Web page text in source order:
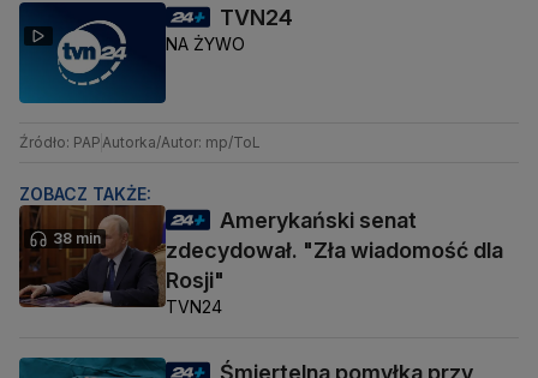
TVN24
NA ŻYWO
Źródło: PAPAutorka/Autor: mp/ToL
ZOBACZ TAKŻE:
38 min
Amerykański senat
zdecydował. "Zła wiadomość dla
Rosji"
TVN24